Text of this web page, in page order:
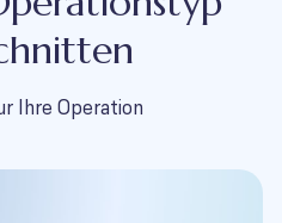
Ihre Operation